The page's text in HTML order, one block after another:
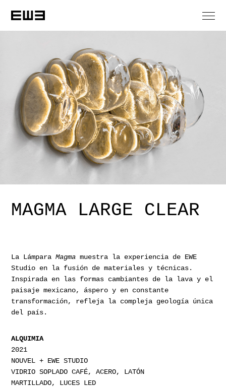
MAGMA LARGE CLEAR
La LámparaMagma muestra la experiencia de EWE
Studio en la fusión de materiales y técnicas.
Inspirada en las formas cambiantes de la lava y el
paisaje mexicano, áspero y en constante
transformación, refleja la compleja geología única
del país.
ALQUIMIA
2021
NOUVEL + EWE STUDIO
VIDRIO SOPLADO CAFÉ, ACERO, LATÓN
MARTILLADO, LUCES LED